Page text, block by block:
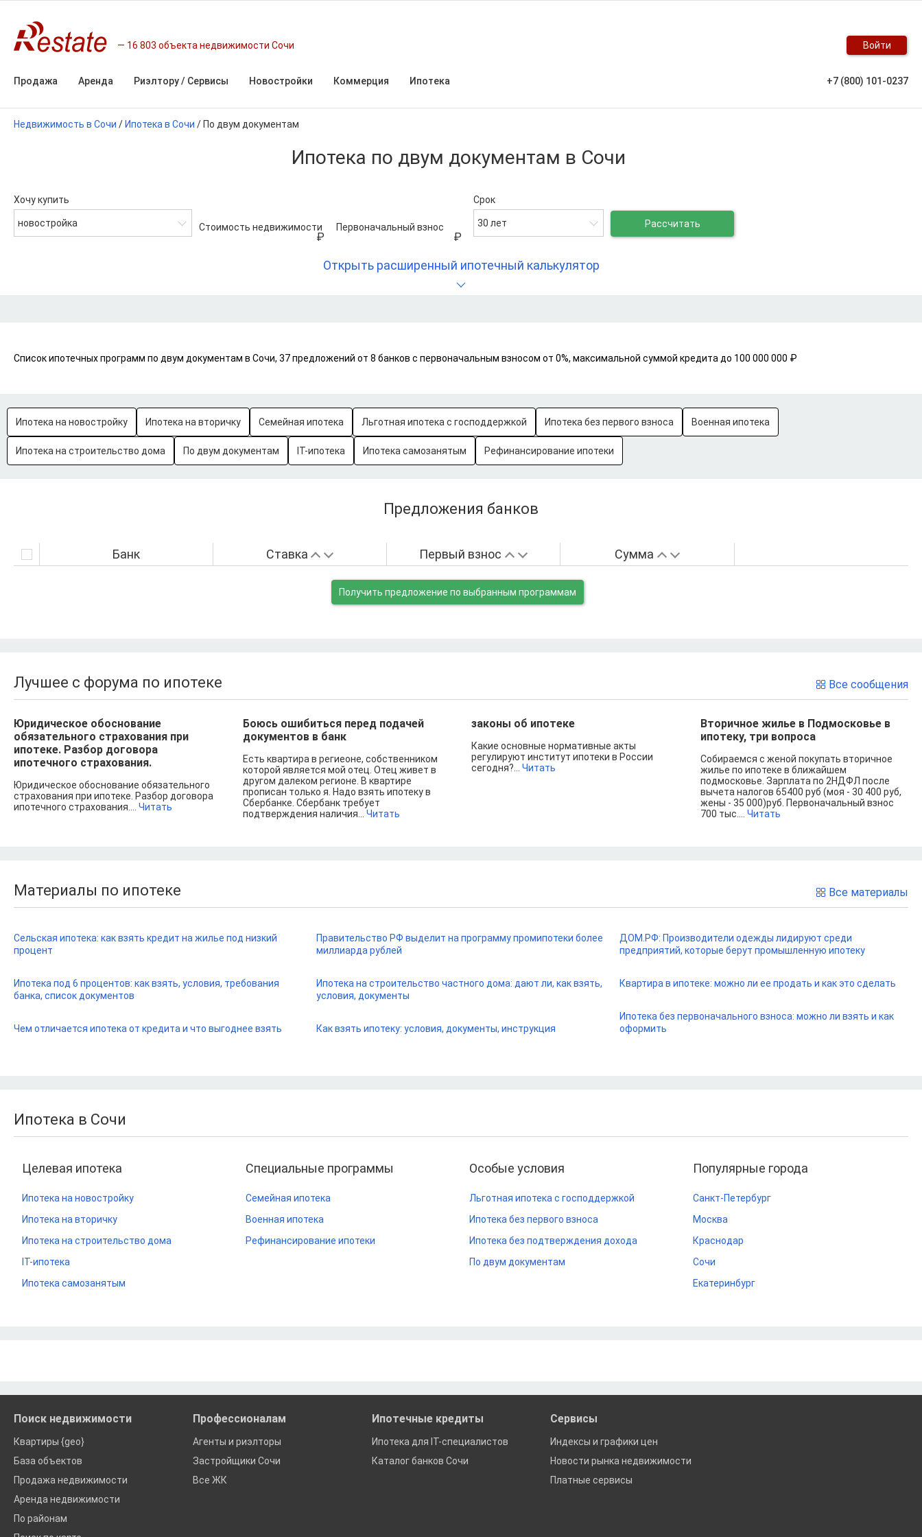
16 803 объекта недвижимости Сочи Войти
Продажа Аренда Риэлтору / Сервисы Новостройки Коммерция Ипотека +7 (800) 101-0237
Недвижимость в Сочи / Ипотека в Сочи / По двум документам
Ипотека по двум документам в Сочи
Хочу купить
новостройка Стоимость недвижимости Первоначальный взнос
Срок
30 лет Рассчитать
Открыть расширенный ипотечный калькулятор
Список ипотечных программ по двум документам в Сочи, 37 предложений от 8 банков с первоначальным взносом от 0%, максимальной суммой кредита до 100 000 000 ₽
Ипотека на новостройку Ипотека на вторичку Семейная ипотека Льготная ипотека с господдержкой Ипотека без первого взноса Военная ипотека
Ипотека на строительство дома По двум документам IT-ипотека Ипотека самозанятым Рефинансирование ипотеки
Предложения банков
Банк Ставка Первый взнос Сумма
Получить предложение по выбранным программам
Все сообщения
Лучшее с форума по ипотеке
Юридическое обоснование
обязательного страхования при
ипотеке. Разбор договора
ипотечного страхования.
Юридическое обоснование обязательного
страхования при ипотеке. Разбор договора
ипотечного страхования.... Читать
Боюсь ошибиться перед подачей
документов в банк
Есть квартира в региеоне, собственником
которой является мой отец. Отец живет в
другом далеком регионе. В квартире
прописан только я. Надо взять ипотеку в
Сбербанке. Сбербанк требует
подтверждения наличия... Читать
законы об ипотеке
Какие основные нормативные акты
регулируют институт ипотеки в России
сегодня?... Читать
Вторичное жилье в Подмосковье в
ипотеку, три вопроса
Собираемся с женой покупать вторичное
жилье по ипотеке в ближайшем
подмосковье. Зарплата по 2НДФЛ после
вычета налогов 65400 руб (моя - 30 400 руб,
жены - 35 000)руб. Первоначальный взнос
700 тыс.... Читать
Все материалы
Материалы по ипотеке
Сельская ипотека: как взять кредит на жилье под низкий
процент
Ипотека под 6 процентов: как взять, условия, требования
банка, список документов
Чем отличается ипотека от кредита и что выгоднее взять
Правительство РФ выделит на программу промипотеки более
миллиарда рублей
Ипотека на строительство частного дома: дают ли, как взять,
условия, документы
Как взять ипотеку: условия, документы, инструкция
ДОМ.РФ: Производители одежды лидируют среди
предприятий, которые берут промышленную ипотеку
Квартира в ипотеке: можно ли ее продать и как это сделать
Ипотека без первоначального взноса: можно ли взять и как
оформить
Ипотека в Сочи
Целевая ипотека
Ипотека на новостройку
Ипотека на вторичку
Ипотека на строительство дома
IT-ипотека
Ипотека самозанятым
Специальные программы
Семейная ипотека
Военная ипотека
Рефинансирование ипотеки
Особые условия
Льготная ипотека с господдержкой
Ипотека без первого взноса
Ипотека без подтверждения дохода
По двум документам
Популярные города
Санкт-Петербург
Москва
Краснодар
Сочи
Екатеринбург
Поиск недвижимости
Квартиры {geo}
База объектов
Продажа недвижимости
Аренда недвижимости
По районам
Профессионалам
Агенты и риэлторы
Застройщики Сочи
Все ЖК
Ипотечные кредиты
Ипотека для IT-специалистов
Каталог банков Сочи
Сервисы
Индексы и графики цен
Новости рынка недвижимости
Платные сервисы